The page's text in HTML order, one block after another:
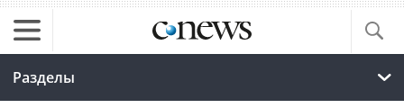
Разделы